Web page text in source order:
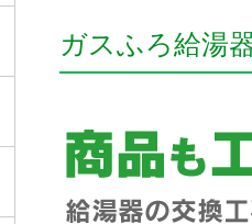
ガスふろ給湯